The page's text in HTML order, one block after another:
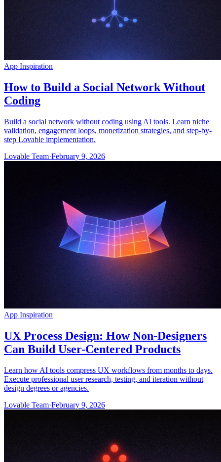
App Inspiration
How to Build a Social Network Without
Coding
Build a social network without coding using AI tools. Learn niche
validation, engagement loops, monetization strategies, and step-by-
step Lovable implementation.
Lovable Team·February 9, 2026
App Inspiration
UX Process Design: How Non-Designers
Can Build User-Centered Products
Learn how AI tools compress UX workflows from months to days.
Execute professional user research, testing, and iteration without
design degrees or agencies.
Lovable Team·February 9, 2026